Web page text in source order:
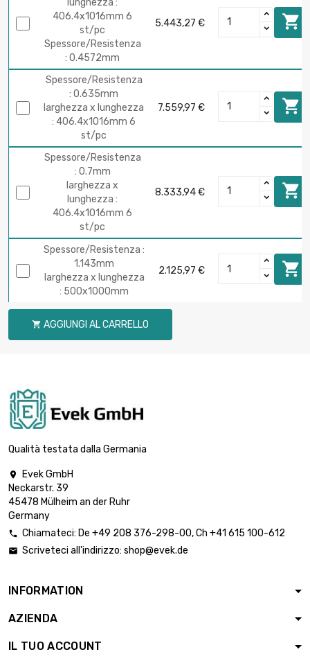
lunghezza :
406.4x1016mm 6
st/pc
Spessore/Resistenza
: 0.4572mm
5.443,27 € 
Spessore/Resistenza
: 0.635mm
larghezza x lunghezza
: 406.4x1016mm 6
st/pc
7.559,97 € 
Spessore/Resistenza
: 0.7mm
larghezza x
lunghezza :
406.4x1016mm 6
st/pc
8.333,94 € 
Spessore/Resistenza :
1.143mm
larghezza x lunghezza
: 500x1000mm
2.125,97 € 
: 1.143mm
larghezza x
Spessore/Resistenza
: 1.2mm
lunghezza :
Spessore/Resistenza
: 1.27mm
500x1000mm
larghezza x

: 500x500mm
 AGGIUNGI AL CARRELLO
Qualità testata dalla Germania

Evek GmbH
Neckarstr. 39
45478 Mülheim an der Ruhr
Germany
 Chiamateci: De +49 208 376-298-00, Ch +41 615 100-612
 Scriveteci all'indirizzo: shop@evek.de
INFORMATION
AZIENDA
IL TUO ACCOUNT